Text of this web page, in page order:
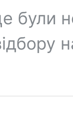
були